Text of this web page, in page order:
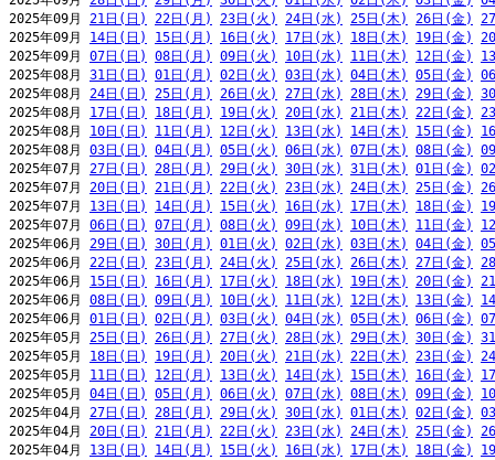
2025年09月 21日(日) 22日(月) 23日(火) 24日(水) 25日(木) 26日(金)
2025年09月 14日(日) 15日(月) 16日(火) 17日(水) 18日(木) 19日(金)
2025年09月 07日(日) 08日(月) 09日(火) 10日(水) 11日(木) 12日(金)
2025年08月 31日(日) 01日(月) 02日(火) 03日(水) 04日(木) 05日(金)
2025年08月 24日(日) 25日(月) 26日(火) 27日(水) 28日(木) 29日(金)
2025年08月 17日(日) 18日(月) 19日(火) 20日(水) 21日(木) 22日(金)
2025年08月 10日(日) 11日(月) 12日(火) 13日(水) 14日(木) 15日(金)
2025年08月 03日(日) 04日(月) 05日(火) 06日(水) 07日(木) 08日(金)
2025年07月 27日(日) 28日(月) 29日(火) 30日(水) 31日(木) 01日(金)
2025年07月 20日(日) 21日(月) 22日(火) 23日(水) 24日(木) 25日(金)
2025年07月 13日(日) 14日(月) 15日(火) 16日(水) 17日(木) 18日(金)
2025年07月 06日(日) 07日(月) 08日(火) 09日(水) 10日(木) 11日(金)
2025年06月 29日(日) 30日(月) 01日(火) 02日(水) 03日(木) 04日(金)
2025年06月 22日(日) 23日(月) 24日(火) 25日(水) 26日(木) 27日(金)
2025年06月 15日(日) 16日(月) 17日(火) 18日(水) 19日(木) 20日(金)
2025年06月 08日(日) 09日(月) 10日(火) 11日(水) 12日(木) 13日(金)
2025年06月 01日(日) 02日(月) 03日(火) 04日(水) 05日(木) 06日(金)
2025年05月 25日(日) 26日(月) 27日(火) 28日(水) 29日(木) 30日(金)
2025年05月 18日(日) 19日(月) 20日(火) 21日(水) 22日(木) 23日(金)
2025年05月 11日(日) 12日(月) 13日(火) 14日(水) 15日(木) 16日(金)
2025年05月 04日(日) 05日(月) 06日(火) 07日(水) 08日(木) 09日(金)
2025年04月 27日(日) 28日(月) 29日(火) 30日(水) 01日(木) 02日(金)
2025年04月 20日(日) 21日(月) 22日(火) 23日(水) 24日(木) 25日(金)
2025年04月 13日(日) 14日(月) 15日(火) 16日(水) 17日(木) 18日(金)